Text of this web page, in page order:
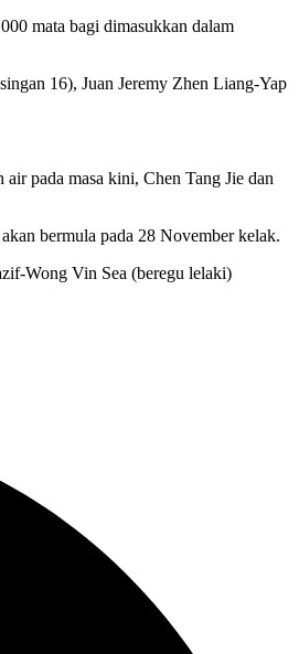
mata bagi dimasukkan dalam
16), Juan Jeremy Zhen Liang-Yap
pada masa kini, Chen Tang Jie dan
bermula pada 28 November kelak.
Wong Vin Sea (beregu lelaki)